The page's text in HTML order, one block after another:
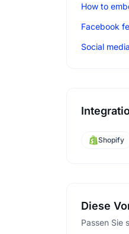
How to
Facebook
Social
Shopify
Diese
Passen Sie